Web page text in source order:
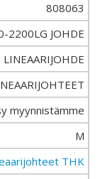
808063
2200LG JOHDE
LINEAARIJOHDE
myynnistämme
M
THK